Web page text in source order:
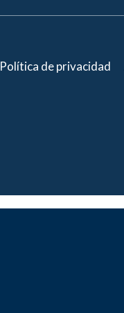
Política de privacidad